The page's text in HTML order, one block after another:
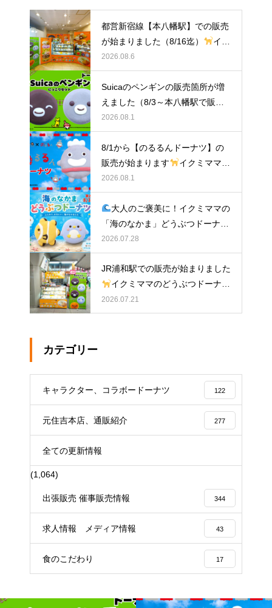
都営新宿線【本八幡駅】での販売
が始まりました（8/16迄）
イク
ミママのどうぶつドーナツ
2026.08.6
Suicaのペンギンの販売箇所が増
えました（8/3～本八幡駅で販
売）
イクミママのどうぶつドー
ナツ
2026.08.1
8/1から【のるるんドーナツ】の
販売が始まります
イクミママの
どうぶつドーナツ
2026.08.1
大人のご褒美に！イクミママの
「海のなかま」どうぶつドーナツ
が元住吉に登場
2026.07.28
JR浦和駅での販売が始まりました
イクミママのどうぶつドーナツ
2026.07.21
カテゴリー
キャラクター、コラボードーナツ 122
元住吉本店、通販紹介 277
全ての更新情報
(1,064)
出張販売 催事販売情報 344
求人情報 メディア情報 43
食のこだわり 17